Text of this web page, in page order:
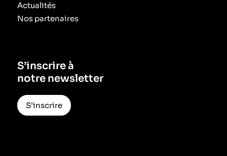
Actualités
Nos partenaires
S’inscrire à
notre newsletter
S’inscrire